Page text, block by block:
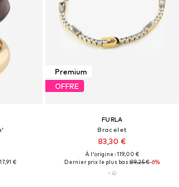
17,91 €
Premium
OFFRE
FURLA
Bracelet
83,30 €
À l'origine : 119,00 €
Dernier prix le plus bas :89,25 €-6%